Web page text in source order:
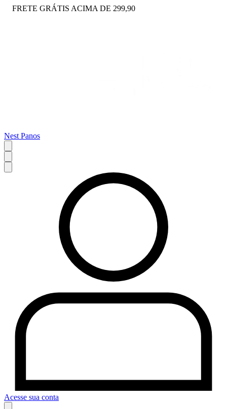
FRETE GRÁTIS ACIMA DE 299,90
Nest Panos
Acesse sua conta